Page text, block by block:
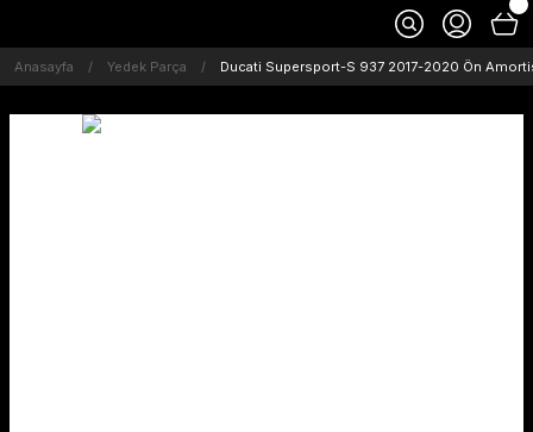
Anasayfa Yedek Parça Ducati Supersport-S 937 2017-2020 Ön